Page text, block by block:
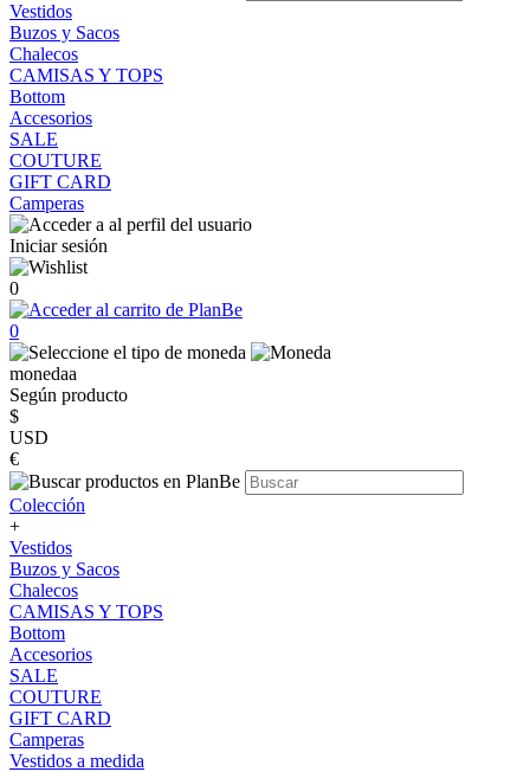
Vestidos
Buzos y Sacos
Chalecos
CAMISAS Y TOPS
Bottom
Accesorios
SALE
COUTURE
GIFT CARD
Camperas
Iniciar sesión
0
0
monedaa
Según producto
$
USD
€
Colección
+
Vestidos
Buzos y Sacos
Chalecos
CAMISAS Y TOPS
Bottom
Accesorios
SALE
COUTURE
GIFT CARD
Camperas
Vestidos a medida